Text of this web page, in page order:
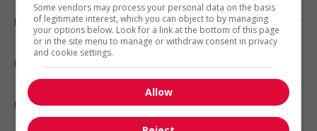
Emplois par statut
Emplois par type
Nos suggestions
Some vendors may process your personal data on the basis
of legitimate interest, which you can object to by managing
your options below. Look for a link at the bottom of this page
or in the site menu to manage or withdraw consent in privacy
and cookie settings.
Allow